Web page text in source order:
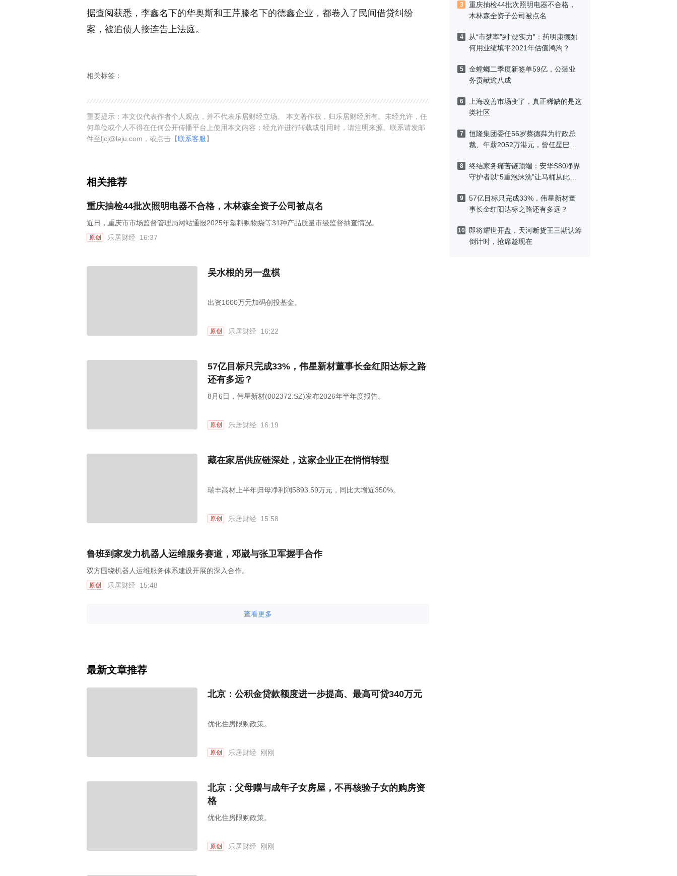
3
重庆抽检44批次照明电器不合格，
木林森全资子公司被点名
4
从“市梦率”到“硬实力”：药明康德如
何用业绩填平2021年估值鸿沟？
5
金螳螂二季度新签单59亿，公装业
务贡献逾八成
6
上海改善市场变了，真正稀缺的是这
类社区
7
恒隆集团委任56岁蔡德粦为行政总
裁、年薪2052万港元，曾任星巴克
8
终结家务痛苦链顶端：安华S80净界
守护者以“5重泡沫洗”让马桶从此免
9
57亿目标只完成33%，伟星新材董
事长金红阳达标之路还有多远？
10
即将耀世开盘，天河断货王三期认筹
倒计时，抢席趁现在
据查阅获悉，李鑫名下的华奥斯和王芹滕名下的德鑫企业，都卷入了民间借贷纠纷
案，被追债人接连告上法庭。
相关标签：
重要提示：本文仅代表作者个人观点，并不代表乐居财经立场。 本文著作权，归乐居财经所有。未经允许，任
何单位或个人不得在任何公开传播平台上使用本文内容；经允许进行转载或引用时，请注明来源。联系请发邮
件至ljcj@leju.com，或点击【联系客服】
相关推荐
重庆抽检44批次照明电器不合格，木林森全资子公司被点名
近日，重庆市市场监督管理局网站通报2025年塑料购物袋等31种产品质量市级监督抽查情况。
原创 乐居财经 16:37
吴水根的另一盘棋
出资1000万元加码创投基金。
原创 乐居财经 16:22
57亿目标只完成33%，伟星新材董事长金红阳达标之路
还有多远？
8月6日，伟星新材(002372.SZ)发布2026年半年度报告。
原创 乐居财经 16:19
藏在家居供应链深处，这家企业正在悄悄转型
瑞丰高材上半年归母净利润5893.59万元，同比大增近350%。
原创 乐居财经 15:58
鲁班到家发力机器人运维服务赛道，邓崴与张卫军握手合作
双方围绕机器人运维服务体系建设开展的深入合作。
原创 乐居财经 15:48
查看更多
最新文章推荐
北京：公积金贷款额度进一步提高、最高可贷340万元
优化住房限购政策。
原创 乐居财经 刚刚
北京：父母赠与成年子女房屋，不再核验子女的购房资
格
优化住房限购政策。
原创 乐居财经 刚刚